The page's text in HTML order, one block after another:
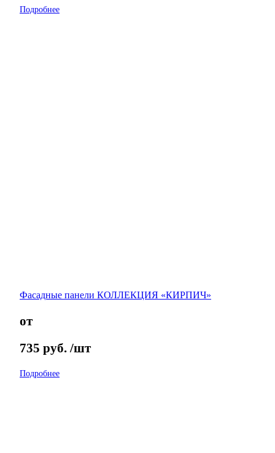
Подробнее
Фасадные панели КОЛЛЕКЦИЯ «КИРПИЧ»
от
735 руб. /шт
Подробнее